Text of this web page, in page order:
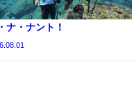
ナ・ナント！